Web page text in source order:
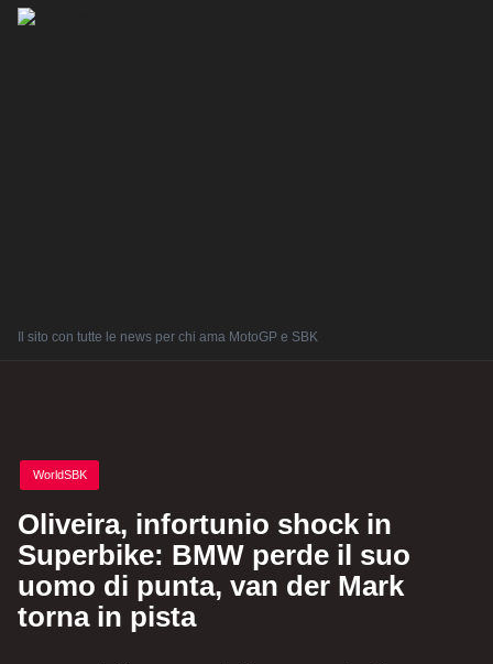
Il sito con tutte le news per chi ama MotoGP e SBK
Posted
in
WorldSBK
Oliveira, infortunio shock in
Superbike: BMW perde il suo
uomo di punta, van der Mark
torna in pista